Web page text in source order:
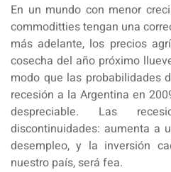
En un mundo con menor
commoditties tengan una
más adelante, los precios
cosecha del año próximo
modo que las probabilidades
recesión a la Argentina en
despreciable. Las
discontinuidades: aumenta a
desempleo, y la inversión
nuestro país, será fea.